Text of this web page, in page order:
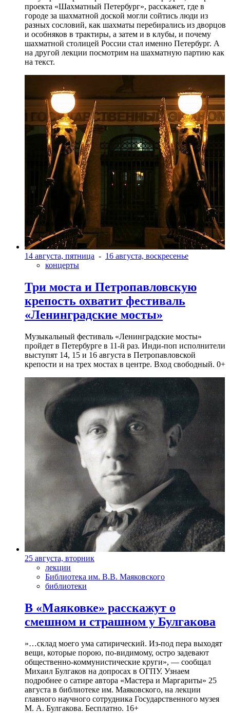
проекта «Шахматный Петербург», расскажет, где в
городе за шахматной доской могли сойтись люди из
разных сословий, как шахматы перебирались из дворцов
и особняков в трактиры, а затем и в клубы, и почему
шахматной столицей России стал именно Петербург. А
на другой лекции посмотрим на шахматную партию как
на текст.
14 августа, пятница - 16 августа, воскресенье
концерты
Три моста и Петропавловскую
крепость охватит фестиваль
«Ленинградские мосты»
Музыкальный фестиваль «Ленинградские мосты»
пройдет в Петербурге в 11-й раз. Инди-поп исполнители
выступят 14, 15 и 16 августа в Петропавловской
крепости и на трех мостах в центре. Вход свободный. 0+
25 августа, вторник
лекции
Библиотека им. В.В. Маяковского
библиотеки
В «Маяковке» расскажут о
смешном и страшном у Булгакова
»…склад моего ума сатирический. Из-под пера выходят
вещи, которые порою, по-видимому, остро задевают
общественно-коммунистические круги», — сообщал
Михаил Булгаков на допросах в ОГПУ. Узнаем
подробнее о сатире автора «Мастера и Маргариты» 25
августа в библиотеке им. Маяковского, на лекции
главного научного сотрудника Государственного музея
М. А. Булгакова. Бесплатно. 16+